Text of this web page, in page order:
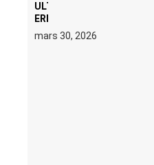
ULTRA 2026 : SWEDISH
ERIC PRYDZ DANS UN
SYMBOLE
mars 30, 2026